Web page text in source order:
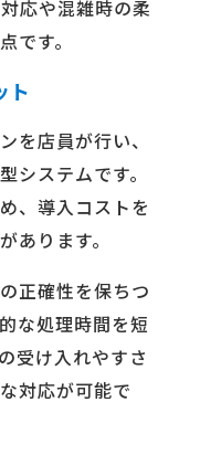
応や混雑時の柔
です。
ト
を店員が行い、
システムです。
、導入コストを
あります。
正確性を保ちつ
な処理時間を短
受け入れやすさ
対応が可能で